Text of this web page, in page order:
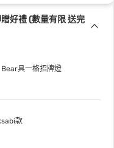
好禮 (數量有限 送完
具一格招牌燈
款